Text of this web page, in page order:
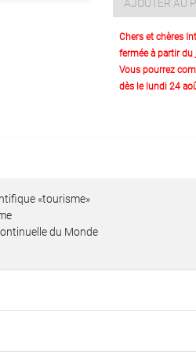
AJOUTER AU
Chers et chères
fermée à partir
Vous pourrez
dès le lundi 24
«tourisme»
du Monde